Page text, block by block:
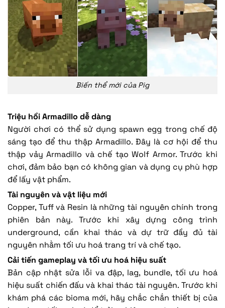
Biến thể mới của Pig
Triệu hồi Armadillo dễ dàng
Người chơi có thể sử dụng spawn egg trong chế độ
sáng tạo để thu thập Armadillo. Đây là cơ hội để thu
thập vảy Armadillo và chế tạo Wolf Armor. Trước khi
chơi, đảm bảo bạn có không gian và dụng cụ phù hợp
để lấy vật phẩm.
Tài nguyên và vật liệu mới
Copper, Tuff và Resin là những tài nguyên chính trong
phiên bản này. Trước khi xây dựng công trình
underground, cần khai thác và dự trữ đầy đủ tài
nguyên nhằm tối ưu hoá trang trí và chế tạo.
Cải tiến gameplay và tối ưu hoá hiệu suất
Bản cập nhật sửa lỗi va đập, lag, bundle, tối ưu hoá
hiệu suất chiến đấu và khai thác tài nguyên. Trước khi
khám phá các bioma mới, hãy chắc chắn thiết bị của